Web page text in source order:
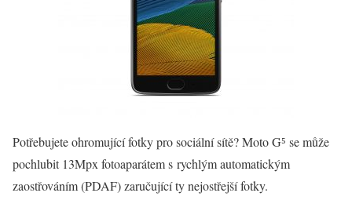
Potřebujete ohromující fotky pro sociální sítě? Moto G⁵ se může
pochlubit 13Mpx fotoaparátem s rychlým automatickým
zaostřováním (PDAF) zaručující ty nejostřejší fotky.